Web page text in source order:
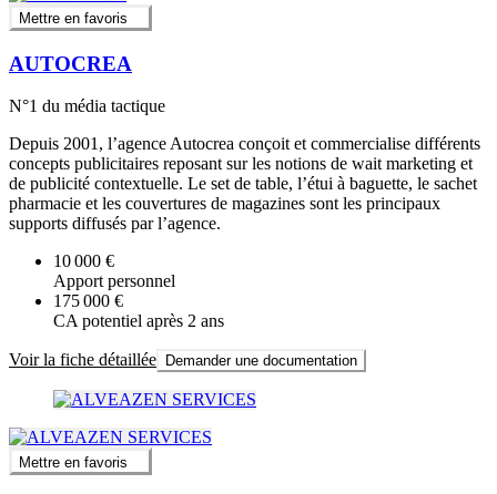
Mettre en favoris
AUTOCREA
N°1 du média tactique
Depuis 2001, l’agence Autocrea conçoit et commercialise différents
concepts publicitaires reposant sur les notions de wait marketing et
de publicité contextuelle. Le set de table, l’étui à baguette, le sachet
pharmacie et les couvertures de magazines sont les principaux
supports diffusés par l’agence.
10 000 €
Apport personnel
175 000 €
CA potentiel après 2 ans
Voir la fiche détaillée Demander une documentation
Mettre en favoris